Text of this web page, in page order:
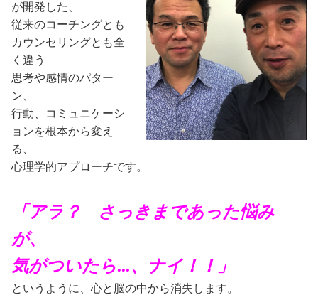
が開発した、
従来のコーチングとも
カウンセリングとも全
く違う
思考や感情のパター
ン、
行動、コミュニケーシ
ョンを根本から変え
る、
心理学的アプローチです。
「アラ？ さっきまであった悩み
が、
気がついたら…、ナイ！！」
というように、心と脳の中から消失します。